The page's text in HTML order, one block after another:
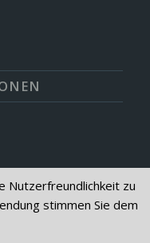
Nutzerfreundlichkeit zu
stimmen Sie dem